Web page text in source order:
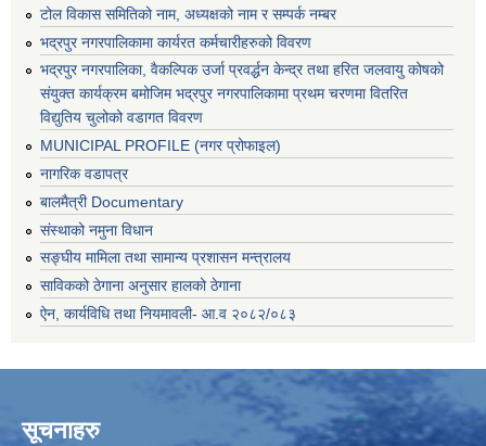
टोल विकास समितिको नाम, अध्यक्षको नाम र सम्पर्क नम्बर
भद्रपुर नगरपालिकामा कार्यरत कर्मचारीहरुको विवरण
भद्रपुर नगरपालिका, वैकल्पिक उर्जा प्रवर्द्धन केन्द्र तथा हरित जलवायु कोषको
संयुक्त कार्यक्रम बमोजिम भद्रपुर नगरपालिकामा प्रथम चरणमा वितरित
विद्युतिय चुलोको वडागत विवरण
MUNICIPAL PROFILE (नगर प्रोफाइल)
नागरिक वडापत्र
बालमैत्री Documentary
संस्थाको नमुना विधान
सङ्घीय मामिला तथा सामान्य प्रशासन मन्त्रालय
साविकको ठेगाना अनुसार हालको ठेगाना
ऐन, कार्यविधि तथा नियमावली- आ.व २०८२/०८३
सूचनाहरु